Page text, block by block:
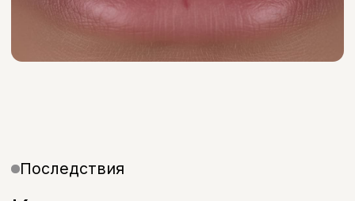
зубов эффективно при лёгкой и